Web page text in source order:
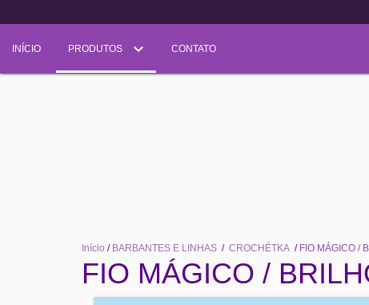
INÍCIO PRODUTOS CONTATO
Início / BARBANTES E LINHAS / CROCHÉTKA / FIO MÁGICO /
FIO MÁGICO /